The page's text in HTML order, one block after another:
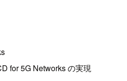
for 5G Networks の実現